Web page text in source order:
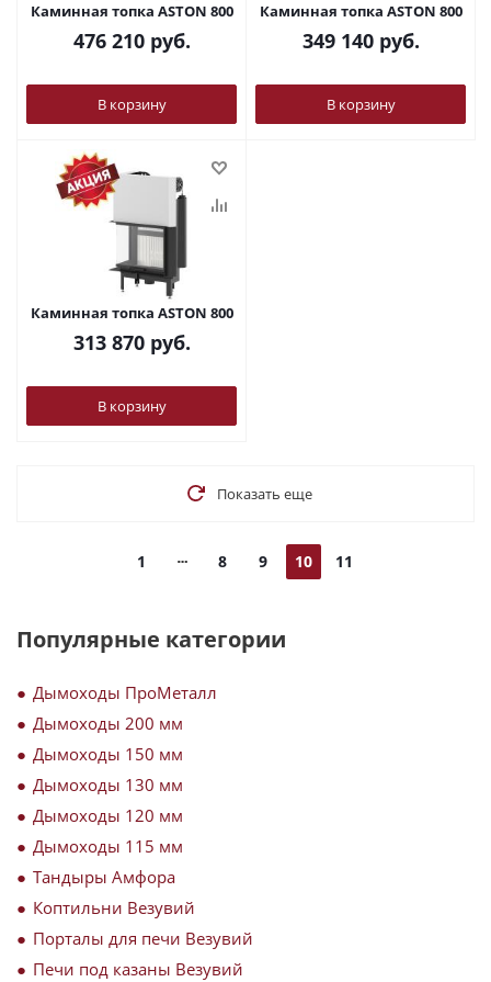
Каминная топка ASTON 800
476 210руб.
В корзину
Каминная топка ASTON 800
349 140руб.
В корзину
Каминная топка ASTON 800
313 870руб.
В корзину
Показать еще
1 8 9 10 11
Популярные категории
Дымоходы ПроМеталл
Дымоходы 200 мм
Дымоходы 150 мм
Дымоходы 130 мм
Дымоходы 120 мм
Дымоходы 115 мм
Тандыры Амфора
Коптильни Везувий
Порталы для печи Везувий
Печи под казаны Везувий